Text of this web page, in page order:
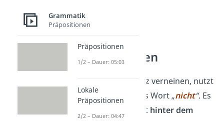
Satzbau von
Verneinungen
Willst du einen Satz verneinen, nutzt
du in der Regel das Wort „nicht“. Es
steht im Satz meist hinter dem
Grammatik
Präpositionen
Präpositionen
1/2 – Dauer: 05:03
Lokale
Präpositionen
2/2 – Dauer: 04:47